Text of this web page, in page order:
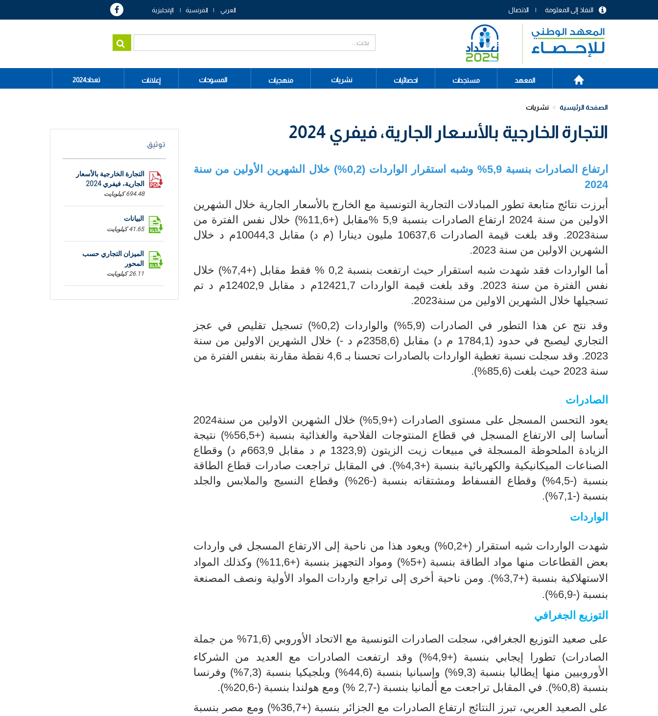
menu
header
الاتصال النفاذ إلى المعلومة العربي الفرنسية الإنجليزية
Main
navigation
الرئيسية
المعهد مستجدات احصائيات نشريات منهجيات المسوحات إعلانات تعداد2024
الصفحة الرئيسية نشريات
التجارة الخارجية بالأسعار الجارية، فيفري 2024
ارتفاع الصادرات بنسبة 5,9% وشبه استقرار الواردات (0,2%) خلال الشهرين الأولين من سنة
2024
أبرزت نتائج متابعة تطور المبادلات التجارية التونسية مع الخارج بالأسعار الجارية خلال الشهرين
الاولين من سنة 2024 ارتفاع الصادرات بنسبة 5,9 %مقابل (+11,6%) خلال نفس الفترة من
سنة2023. وقد بلغت قيمة الصادرات 10637,6 مليون دينارا (م د) مقابل 10044,3م د خلال
الشهرين الاولين من سنة 2023.
أما الواردات فقد شهدت شبه استقرار حيث ارتفعت بنسبة 0,2 % فقط مقابل (+7,4%) خلال
نفس الفترة من سنة 2023. وقد بلغت قيمة الواردات 12421,7م د مقابل 12402,9م د تم
تسجيلها خلال الشهرين الاولين من سنة2023.
وقد نتج عن هذا التطور في الصادرات (5,9%) والواردات (0,2%) تسجيل تقليص في عجز
التجاري ليصبح في حدود (1784,1 م د) مقابل (2358,6م د -) خلال الشهرين الاولين من سنة
2023. وقد سجلت نسبة تغطية الواردات بالصادرات تحسنا بـ 4,6 نقطة مقارنة بنفس الفترة من
سنة 2023 حيث بلغت (85,6%).
الصادرات
يعود التحسن المسجل على مستوى الصادرات (+5,9%) خلال الشهرين الاولين من سنة2024
أساسا إلى الارتفاع المسجل في قطاع المنتوجات الفلاحية والغذائية بنسبة (+56,5%) نتيجة
الزيادة الملحوظة المسجلة في مبيعات زيت الزيتون (1323,9 م د مقابل 663,9م د) وقطاع
الصناعات الميكانيكية والكهربائية بنسبة (+4,3%). في المقابل تراجعت صادرات قطاع الطاقة
بنسبة (-4,5%) وقطاع الفسفاط ومشتقاته بنسبة (-26%) وقطاع النسيج والملابس والجلد
بنسبة (-7,1%).
الواردات
شهدت الواردات شيه استقرار (+0,2%) ويعود هذا من ناحية إلى الارتفاع المسجل في واردات
بعض القطاعات منها مواد الطاقة بنسبة (+5%) ومواد التجهيز بنسبة (+11,6%) وكذلك المواد
الاستهلاكية بنسبة (+3,7%). ومن ناحية أخرى إلى تراجع واردات المواد الأولية ونصف المصنعة
بنسبة (-6,9%).
التوزيع الجغرافي
على صعيد التوزيع الجغرافي، سجلت الصادرات التونسية مع الاتحاد الأوروبي (71,6% من جملة
الصادرات) تطورا إيجابي بنسبة (+4,9%) وقد ارتفعت الصادرات مع العديد من الشركاء
الأوروبيين منها إيطاليا بنسبة (9,3%) وإسبانيا بنسبة (44,6%) وبلجيكيا بنسبة (7,3%) وفرنسا
بنسبة (0,8%). في المقابل تراجعت مع ألمانيا بنسبة (-2,7 %) ومع هولندا بنسبة (-20,6%).
على الصعيد العربي، تبرز النتائج ارتفاع الصادرات مع الجزائر بنسبة (+36,7%) ومع مصر بنسبة
توثيق
التجارة الخارجية بالأسعار
الجارية، فيفري 2024
694.48 كيلوبايت
البيانات
41.65 كيلوبايت
الميزان التجاري حسب
المحور
26.11 كيلوبايت
الميزان التجاري حسب